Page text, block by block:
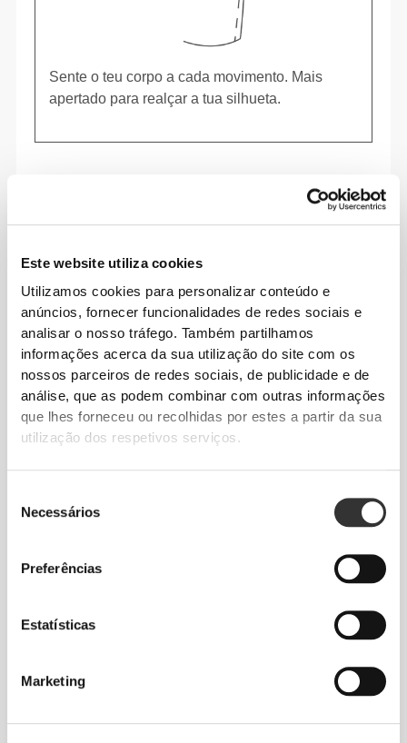
Este website utiliza cookies
Utilizamos cookies para personalizar conteúdo e
anúncios, fornecer funcionalidades de redes sociais e
analisar o nosso tráfego. Também partilhamos
informações acerca da sua utilização do site com os
nossos parceiros de redes sociais, de publicidade e de
análise, que as podem combinar com outras informações
que lhes forneceu ou recolhidas por estes a partir da sua
utilização dos respetivos serviços.
Necessários
Preferências
Estatísticas
Marketing
Sente o teu corpo a cada movimento. Mais
apertado para realçar a tua silhueta.
A palavra de ordem é liberdade de movimento